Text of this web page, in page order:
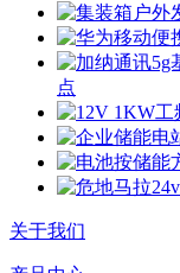
点
关于我们